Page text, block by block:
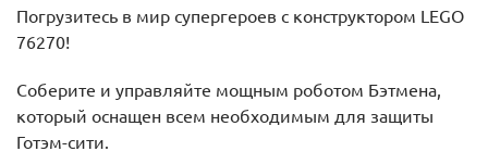
Погрузитесь в мир супергероев с конструктором LEGO
76270!
Соберите и управляйте мощным роботом Бэтмена,
который оснащен всем необходимым для защиты
Готэм-сити.